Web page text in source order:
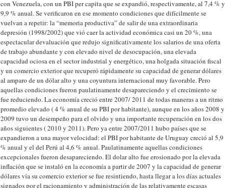
con Venezuela, con un PBI per capita que se expandió, respectivamente, al 7,4 % y
9,9 % anual. Se verificaron en ese momento condiciones que difícilmente se
vuelvan a repetir: la “memoria productiva” de salir de una extraordinaria
depresión (1998/2002) que vió caer la actividad económica casi un 20 %, una
espectacular devaluación que redujo significativamente los salarios de una oferta
de trabajo abundante y con elevado nivel de desocupación, una elevada
capacidad ociosa en el sector industrial y energético, una holgada situación fiscal
y un comercio exterior que recuperó rápidamente su capacidad de generar dólares
al amparo de un dólar alto y una coyuntura internacional muy favorable. Pero
aquellas condiciones fueron paulatinamente desapareciendo y el crecimiento se
fue reduciendo. La economía creció entre 2007/ 2011 de todas maneras a un ritmo
promedio elevado ( 4 % anual de su PBI por habitante), aunque en los años 2008 y
2009 tuvo un desempeño para el olvido y una importante recuperación en los dos
años siguientes ( 2010 y 2011). Pero ya entre 2007/2011 hubo países que se
expandieron a una mayor velocidad: el PBI por habitante de Uruguay creció al 5,9
% anual y el del Perú al 4,6 % anual. Paulatinamente aquellas condiciones
excepcionales fueron desapareciendo. El dolar alto fue erosionado por la elevada
inflación que se instaló en la economía a partir de 2007 y la capacidad de generar
dólares vía su comercio exterior se fue resintiendo, hasta llegar a los días actuales
signados por el racionamiento y administración de las relativamente escasas